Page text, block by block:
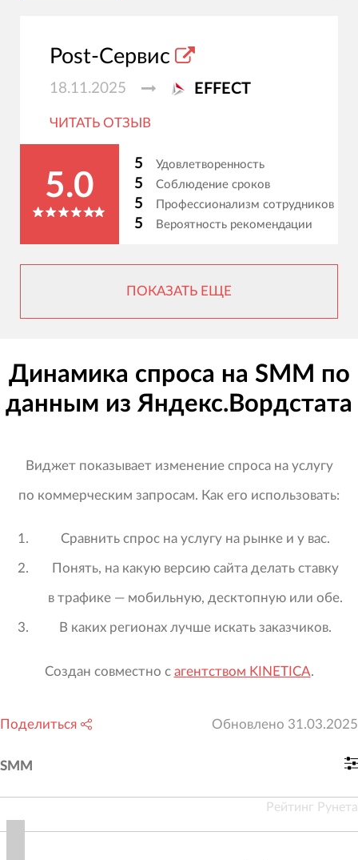
Post-Сервис
18.11.2025 EFFECT
ЧИТАТЬ ОТЗЫВ
5.0
5 Удовлетворенность
5 Соблюдение сроков
5 Профессионализм сотрудников
5 Вероятность рекомендации
ПОКАЗАТЬ ЕЩЕ
Динамика спроса на SMM по
данным из Яндекс.Вордстата
Виджет показывает изменение спроса на услугу
по коммерческим запросам. Как его использовать:
Сравнить спрос на услугу на рынке и у вас.
Понять, на какую версию сайта делать ставку
в трафике — мобильную, десктопную или обе.
В каких регионах лучше искать заказчиков.
Создан совместно с агентством KINETICA.
Поделиться Обновлено 31.03.2025
SMM
Рейтинг Рунета